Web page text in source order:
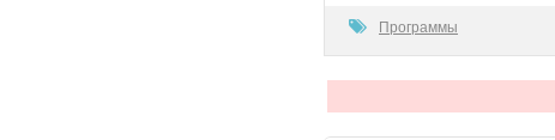
Программы